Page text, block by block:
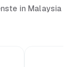
in Malaysia